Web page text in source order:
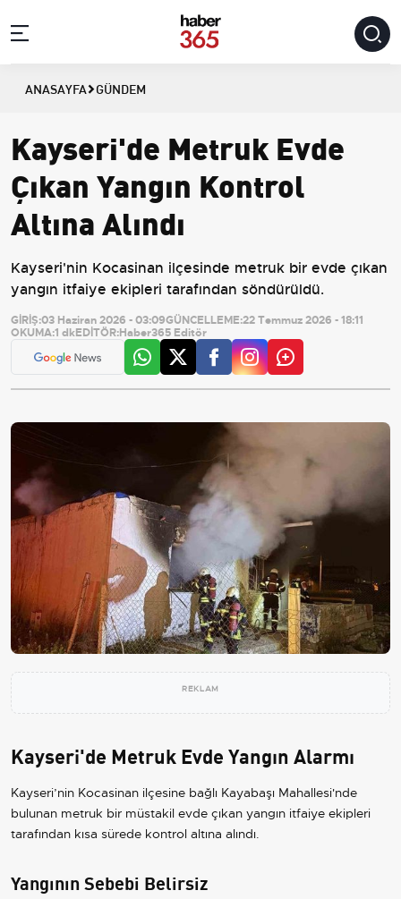
ANASAYFA GÜNDEM
Kayseri'de Metruk Evde
Çıkan Yangın Kontrol
Altına Alındı
Kayseri'nin Kocasinan ilçesinde metruk bir evde çıkan
yangın itfaiye ekipleri tarafından söndürüldü.
GİRİŞ:03 Haziran 2026 - 03:09GÜNCELLEME:22 Temmuz 2026 - 18:11
OKUMA:1 dkEDİTÖR:Haber365 Editör
REKLAM
Kayseri'de Metruk Evde Yangın Alarmı
Kayseri’nin Kocasinan ilçesine bağlı Kayabaşı Mahallesi'nde
bulunan metruk bir müstakil evde çıkan yangın itfaiye ekipleri
tarafından kısa sürede kontrol altına alındı.
Yangının Sebebi Belirsiz